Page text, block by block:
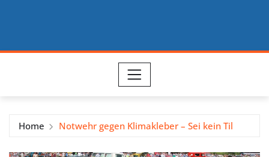
Home Notwehr gegen Klimakleber – Sei kein Til